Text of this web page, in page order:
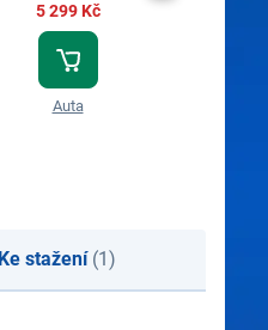
5 299 Kč
Auta
Ke stažení(1)